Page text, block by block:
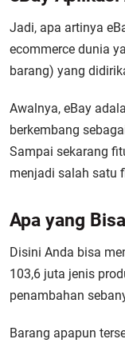
Jadi, apa artinya
ecommerce dunia
barang) yang
Awalnya, eBay
berkembang
Sampai sekarang
menjadi salah satu
Apa yang
Disini Anda bisa
103,6 juta jenis
penambahan
Barang apapun